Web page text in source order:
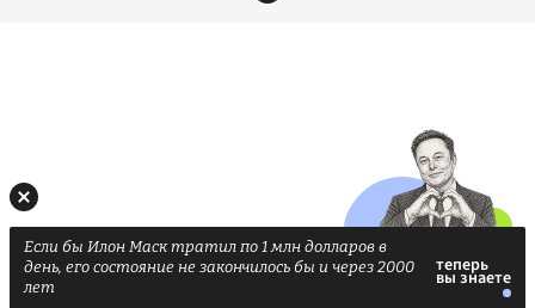
Если бы Илон Маск тратил по 1 млн долларов в
день, его состояние не закончилось бы и через 2000
лет